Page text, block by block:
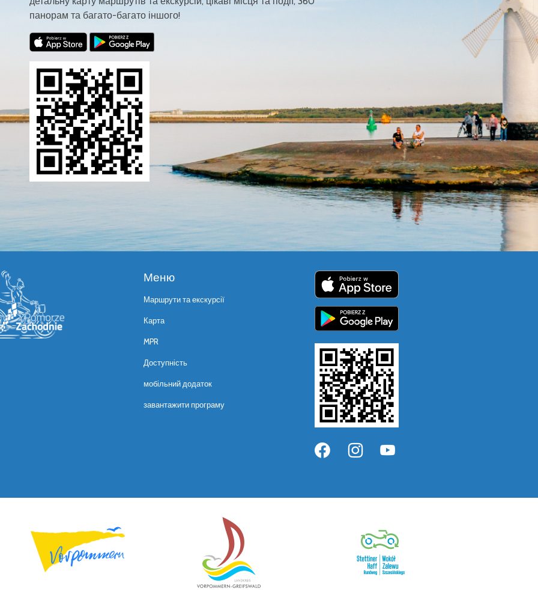
панорам та багато-багато іншого!
Меню
Маршрути та екскурсії
Карта
MPR
Доступність
мобільний додаток
завантажити програму